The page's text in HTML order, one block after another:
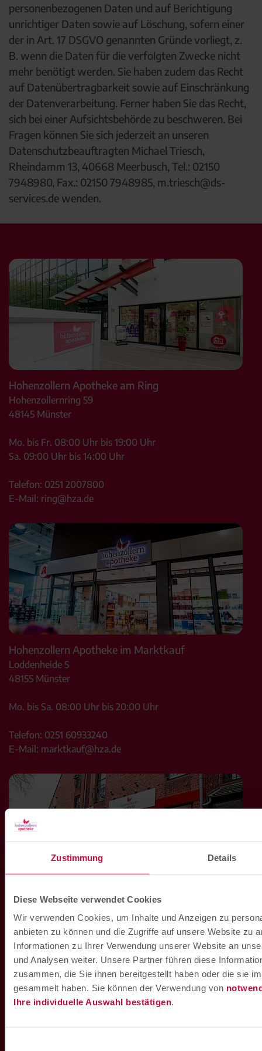
Zustimmung Details
Diese Webseite verwendet Cookies
Wir verwenden Cookies, um Inhalte und Anzeigen zu
anbieten zu können und die Zugriffe auf unsere Website zu
Informationen zu Ihrer Verwendung unserer Website an
und Analysen weiter. Unsere Partner führen diese
zusammen, die Sie ihnen bereitgestellt haben oder die sie
gesammelt haben. Sie können der Verwendung von
Ihre individuelle Auswahl bestätigen.
personenbezogenen Daten und auf Berichtigung
unrichtiger Daten sowie auf Löschung, sofern einer
der in Art. 17 DSGVO genannten Gründe vorliegt, z.
B. wenn die Daten für die verfolgten Zwecke nicht
mehr benötigt werden. Sie haben zudem das Recht
auf Datenübertragbarkeit sowie auf Einschränkung
der Datenverarbeitung. Ferner haben Sie das Recht,
sich bei einer Aufsichtsbehörde zu beschweren. Bei
Fragen können Sie sich jederzeit an unseren
Datenschutzbeauftragten Michael Triesch,
Rheindamm 13, 40668 Meerbusch, Tel.: 02150
7948980, Fax.: 02150 7948985, m.triesch@ds-
services.de wenden.
Hohenzollern Apotheke am Ring
Hohenzollernring 59
48145 Münster
Mo. bis Fr. 08:00 Uhr bis 19:00 Uhr
Sa. 09:00 Uhr bis 14:00 Uhr
Telefon: 0251 2007800
E-Mail: ring@hza.de
Hohenzollern Apotheke im Marktkauf
Loddenheide 5
48155 Münster
Mo. bis Sa. 08:00 Uhr bis 20:00 Uhr
Telefon: 0251 60933240
E-Mail: marktkauf@hza.de
Hohenzollern Apotheke am Pantaleonplatz
Pantaleonplatz 3
48161 Münster
Mo. bis Fr. 08:00 Uhr bis 19:00 Uhr
Sa. 09:00 Uhr bis 15:00 Uhr
Telefon:02534 6465455